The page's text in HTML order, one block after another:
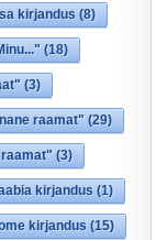
kirjandus (8)
(18)
(3)
raamat" (29)
(3)
kirjandus (1)
kirjandus (15)